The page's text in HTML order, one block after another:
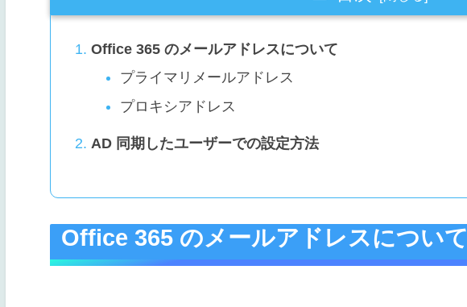
Office 365 のメールアドレスについて
プライマリメールアドレス
プロキシアドレス
AD 同期したユーザーでの設定方法
Office 365 のメールアドレスについて